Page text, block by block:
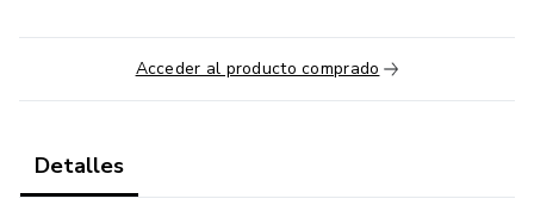
que soy víctima de la actitud de la persona que tengo
enfrente en lugar de percibir mi poder dentro del juego de
la vida y darme cuenta de lo fácil que es modificar el
el más alto bien de todos los involucrados.
Acceder al producto comprado
Detalles